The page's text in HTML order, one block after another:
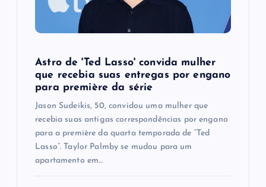
Astro de 'Ted Lasso' convida mulher
que recebia suas entregas por engano
para première da série
Jason Sudeikis, 50, convidou uma mulher que
recebia suas antigas correspondências por engano
para a première da quarta temporada de “Ted
Lasso”. Taylor Palmby se mudou para um
apartamento em…